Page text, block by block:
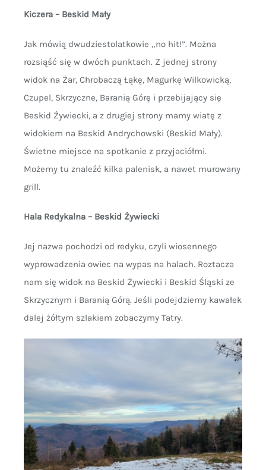
Kiczera – Beskid Mały
Jak mówią dwudziestolatkowie „no hit!”. Można
rozsiąść się w dwóch punktach. Z jednej strony
widok na Żar, Chrobaczą Łąkę, Magurkę Wilkowicką,
Czupel, Skrzyczne, Baranią Górę i przebijający się
Beskid Żywiecki, a z drugiej strony mamy wiatę z
widokiem na Beskid Andrychowski (Beskid Mały).
Świetne miejsce na spotkanie z przyjaciółmi.
Możemy tu znaleźć kilka palenisk, a nawet murowany
grill.
Hala Redykalna – Beskid Żywiecki
Jej nazwa pochodzi od redyku, czyli wiosennego
wyprowadzenia owiec na wypas na halach. Roztacza
nam się widok na Beskid Żywiecki i Beskid Śląski ze
Skrzycznym i Baranią Górą. Jeśli podejdziemy kawałek
dalej żółtym szlakiem zobaczymy Tatry.